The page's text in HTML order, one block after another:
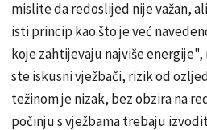
mislite da redoslijed nije važan,
isti princip kao što je već
koje zahtijevaju najviše energije",
ste iskusni vježbači, rizik od
težinom je nizak, bez obzira na
počinju s vježbama trebaju